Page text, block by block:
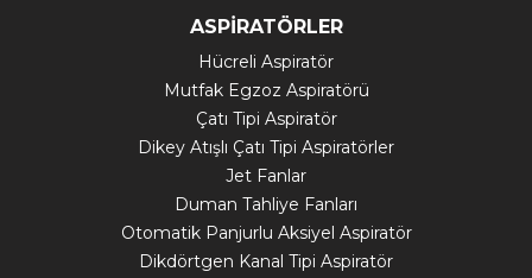
ASPİRATÖRLER
Hücreli Aspiratör
Mutfak Egzoz Aspiratörü
Çatı Tipi Aspiratör
Dikey Atışlı Çatı Tipi Aspiratörler
Jet Fanlar
Duman Tahliye Fanları
Otomatik Panjurlu Aksiyel Aspiratör
Dikdörtgen Kanal Tipi Aspiratör